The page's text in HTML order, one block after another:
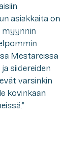
asiakkaita on
myynnin
Mestareissa
siidereiden
varsinkin
kovinkaan